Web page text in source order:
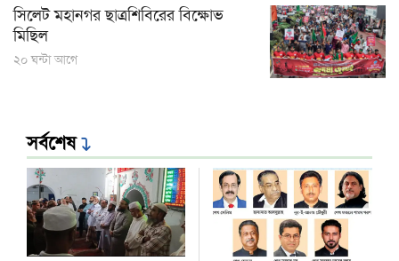
সিলেট মহানগর ছাত্রশিবিরের বিক্ষোভ
মিছিল
২০ ঘন্টা আগে
সর্বশেষ